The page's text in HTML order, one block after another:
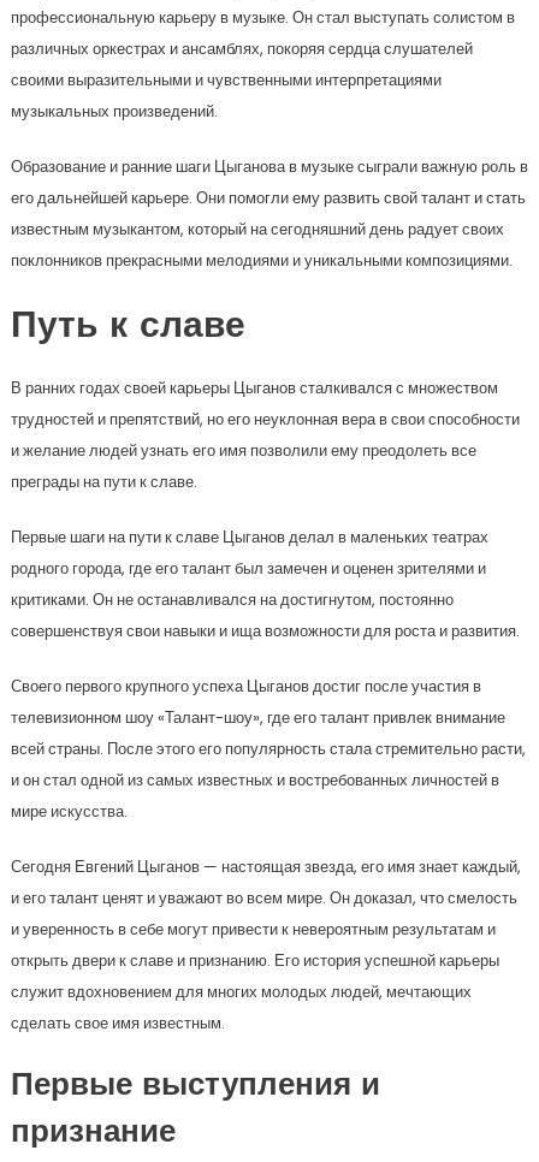
профессиональную карьеру в музыке. Он стал выступать солистом в
различных оркестрах и ансамблях, покоряя сердца слушателей
своими выразительными и чувственными интерпретациями
музыкальных произведений.
Образование и ранние шаги Цыганова в музыке сыграли важную роль в
его дальнейшей карьере. Они помогли ему развить свой талант и стать
известным музыкантом, который на сегодняшний день радует своих
поклонников прекрасными мелодиями и уникальными композициями.
Путь к славе
В ранних годах своей карьеры Цыганов сталкивался с множеством
трудностей и препятствий, но его неуклонная вера в свои способности
и желание людей узнать его имя позволили ему преодолеть все
преграды на пути к славе.
Первые шаги на пути к славе Цыганов делал в маленьких театрах
родного города, где его талант был замечен и оценен зрителями и
критиками. Он не останавливался на достигнутом, постоянно
совершенствуя свои навыки и ища возможности для роста и развития.
Своего первого крупного успеха Цыганов достиг после участия в
телевизионном шоу «Талант-шоу», где его талант привлек внимание
всей страны. После этого его популярность стала стремительно расти,
и он стал одной из самых известных и востребованных личностей в
мире искусства.
Сегодня Евгений Цыганов — настоящая звезда, его имя знает каждый,
и его талант ценят и уважают во всем мире. Он доказал, что смелость
и уверенность в себе могут привести к невероятным результатам и
открыть двери к славе и признанию. Его история успешной карьеры
служит вдохновением для многих молодых людей, мечтающих
сделать свое имя известным.
Первые выступления и
признание